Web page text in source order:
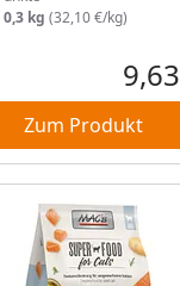
0,3 kg (32,10 €/kg)
Zum Produkt